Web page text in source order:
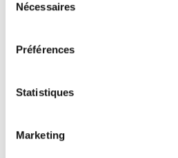
Nécessaires
Préférences
Statistiques
Marketing
matériaux, finitions soignées
est pensée pour allier